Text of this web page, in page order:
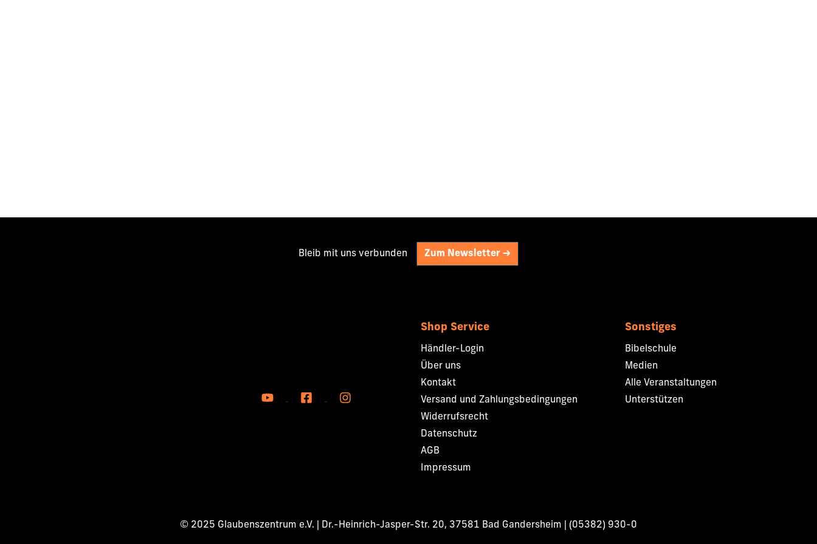
Bleib mit uns verbunden Zum Newsletter ->
Shop Service
Händler-Login
Über uns
Kontakt
Versand und Zahlungsbedingungen
Widerrufsrecht
Datenschutz
AGB
Impressum
Sonstiges
Bibelschule
Medien
Alle Veranstaltungen
Unterstützen
© 2025 Glaubenszentrum e.V. | Dr.-Heinrich-Jasper-Str. 20, 37581 Bad Gandersheim | (05382) 930-0